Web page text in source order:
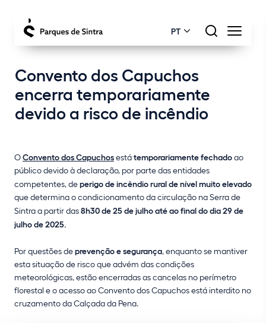
PT
Convento dos Capuchos
encerra temporariamente
devido a risco de incêndio
OConvento dos Capuchosestátemporariamente fechadoao
público devido à declaração, por parte das entidades
competentes, deperigo de incêndio rural de nível muito elevado
que determina o condicionamento da circulação na Serra de
Sintra a partir das8h30 de 25 de julho até ao final do dia 29 de
julho de 2025.
Por questões deprevenção e segurança, enquanto se mantiver
esta situação de risco que advém das condições
meteorológicas, estão encerradas as cancelas no perímetro
florestal e o acesso ao Convento dos Capuchos está interdito no
cruzamento da Calçada da Pena.